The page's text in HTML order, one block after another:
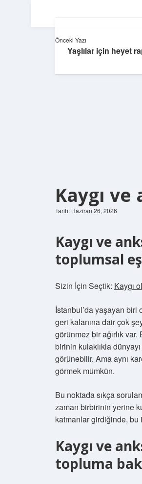
Kaygı
Tarih: Haziran 26, 2026
Kaygı ve
toplumsal
Sizin İçin Seçtik: Kaygı
İstanbul’da yaşayan
geri kalanına dair çok
görünmez bir ağırlık
birinin kulaklıkla
görünebilir. Ama aynı
görmek mümkün.
Bu noktada sıkça
zaman birbirinin yerine
katmanlar girdiğinde, bu
Kaygı ve
topluma
Önceki Yazı
Yaşlılar için heyet